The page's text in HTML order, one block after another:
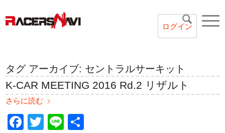
ログイン
タグ アーカイブ: セントラルサーキット
K-CAR MEETING 2016 Rd.2 リザルト
さらに読む
Facebook
Twitter
Line